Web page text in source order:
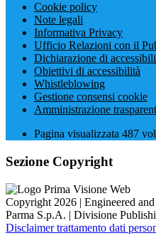
Cookie policy
Note legali
Informativa Privacy
Ufficio Relazioni con il
Dichiarazione di
Obiettivi di accessibilità
Whistleblowing
Gestione consensi cookie
Amministrazione
Pagina visualizzata 487
Sezione Copyright
Copyright 2026 | Engineered
Parma S.p.A. | Divisione
Disclaimer trattamento dati